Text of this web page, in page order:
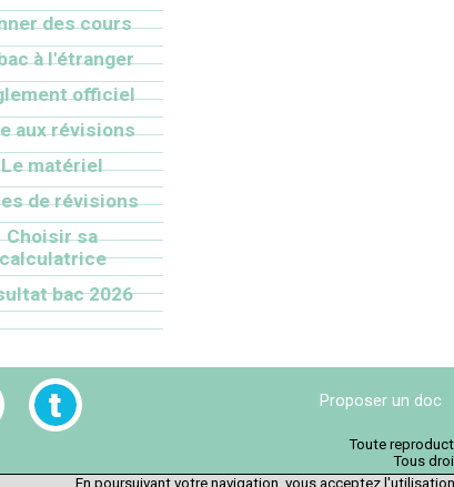
des cours
à l'étranger
officiel
aux révisions
Le matériel
de révisions
Choisir sa
bac 2026
Proposer un doc
Toute
Tous
En poursuivant votre navigation, vous acceptez